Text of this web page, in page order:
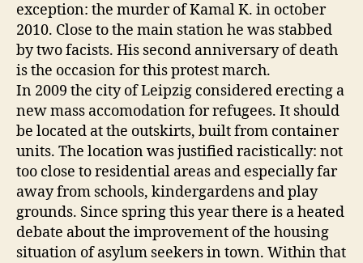
exception: the murder of Kamal K. in october
2010. Close to the main station he was stabbed
by two facists. His second anniversary of death
is the occasion for this protest march.
In 2009 the city of Leipzig considered erecting a
new mass accomodation for refugees. It should
be located at the outskirts, built from container
units. The location was justified racistically: not
too close to residential areas and especially far
away from schools, kindergardens and play
grounds. Since spring this year there is a heated
debate about the improvement of the housing
situation of asylum seekers in town. Within that